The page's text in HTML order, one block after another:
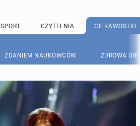
SPORT CZYTELNIA CIEKAWOSTKI
ZDANIEM NAUKOWCÓW ZDROWA